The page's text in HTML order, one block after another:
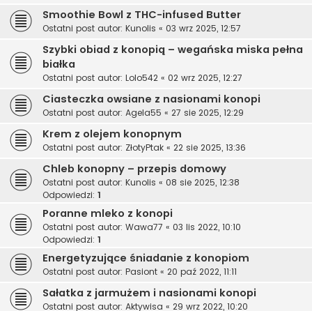
Smoothie Bowl z THC-infused Butter
Ostatni post autor: Kunolis « 03 wrz 2025, 12:57
Szybki obiad z konopią – wegańska miska pełna
białka
Ostatni post autor: Lolo542 « 02 wrz 2025, 12:27
Ciasteczka owsiane z nasionami konopi
Ostatni post autor: Agela55 « 27 sie 2025, 12:29
Krem z olejem konopnym
Ostatni post autor: ZłotyPtak « 22 sie 2025, 13:36
Chleb konopny – przepis domowy
Ostatni post autor: Kunolis « 08 sie 2025, 12:38
Odpowiedzi: 1
Poranne mleko z konopi
Ostatni post autor: Wawa77 « 03 lis 2022, 10:10
Odpowiedzi: 1
Energetyzujące śniadanie z konopiom
Ostatni post autor: Pasiont « 20 paź 2022, 11:11
Sałatka z jarmużem i nasionami konopi
Ostatni post autor: Aktywisa « 29 wrz 2022, 10:20